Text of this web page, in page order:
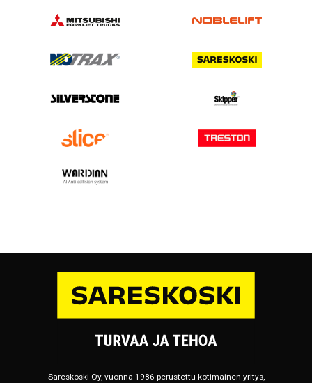
Sareskoski Oy, vuonna 1986 perustettu kotimainen yritys,